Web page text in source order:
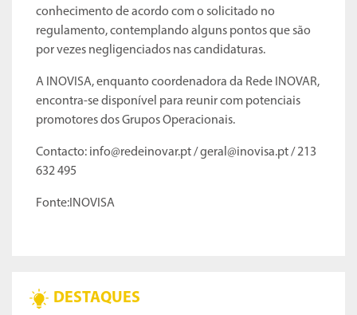
conhecimento de acordo com o solicitado no
regulamento, contemplando alguns pontos que são
por vezes negligenciados nas candidaturas.
A INOVISA, enquanto coordenadora da Rede INOVAR,
encontra-se disponível para reunir com potenciais
promotores dos Grupos Operacionais.
Contacto: info@redeinovar.pt / geral@inovisa.pt / 213
632 495
Fonte:INOVISA
DESTAQUES